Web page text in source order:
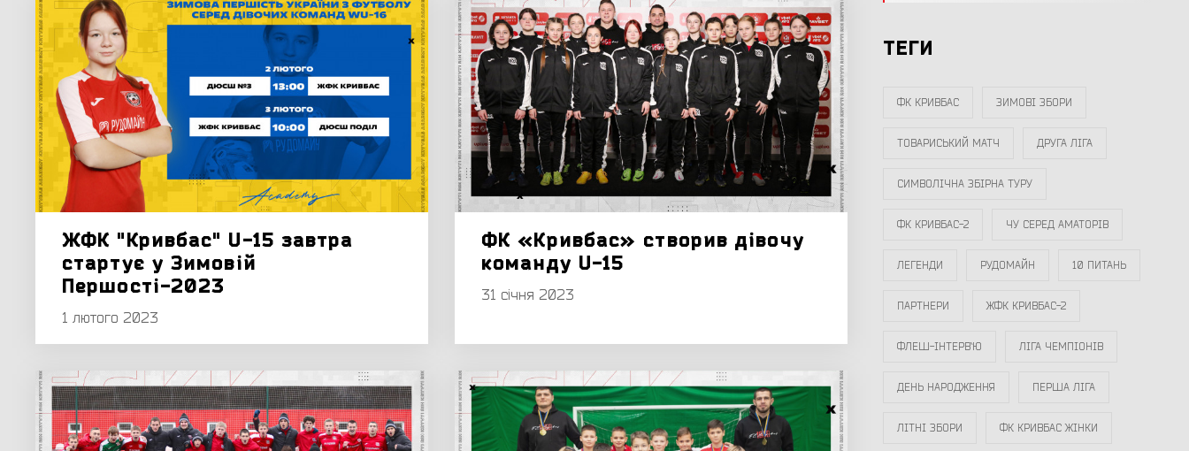
ЖФК "Кривбас" U-15 завтра
стартує у Зимовій
Першості-2023
1 лютого 2023
ФК «Кривбас» створив дівочу
команду U-15
31 січня 2023
ТЕГИ
ФК КРИВБАС ЗИМОВІ ЗБОРИ
ТОВАРИСЬКИЙ МАТЧ ДРУГА ЛІГА
СИМВОЛІЧНА ЗБІРНА ТУРУ
ФК КРИВБАС-2 ЧУ СЕРЕД АМАТОРІВ
ЛЕГЕНДИ РУДОМАЙН 10 ПИТАНЬ
ПАРТНЕРИ ЖФК КРИВБАС-2
ФЛЕШ-ІНТЕРВ`Ю ЛІГА ЧЕМПІОНІВ
ДЕНЬ НАРОДЖЕННЯ ПЕРША ЛІГА
ЛІТНІ ЗБОРИ ФК КРИВБАС ЖІНКИ